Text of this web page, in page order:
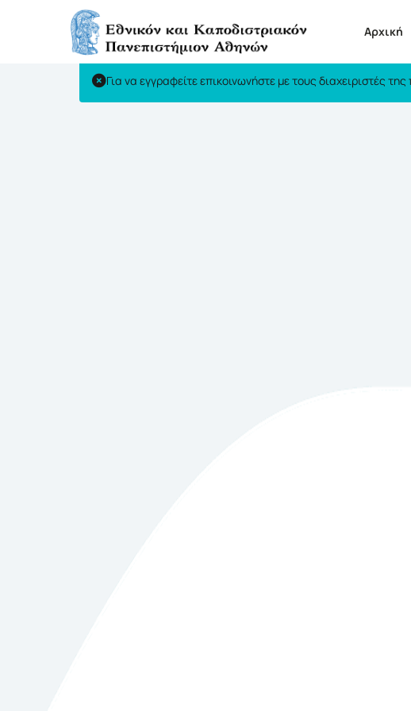
Αρχική
Έλεγχος Στοιχείων Χρήστη (LDAP)
Για να εγγραφείτε επικοινωνήστε με τους διαχειριστές